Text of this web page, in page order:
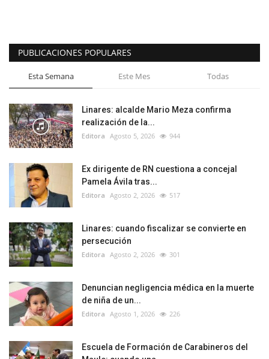
PUBLICACIONES POPULARES
Esta Semana Este Mes Todas
Linares: alcalde Mario Meza confirma
realización de la...
Editora Agosto 5, 2026 944
Ex dirigente de RN cuestiona a concejal
Pamela Ávila tras...
Editora Agosto 2, 2026 517
Linares: cuando fiscalizar se convierte en
persecución
Editora Agosto 2, 2026 301
Denuncian negligencia médica en la muerte
de niña de un...
Editora Agosto 1, 2026 226
Escuela de Formación de Carabineros del